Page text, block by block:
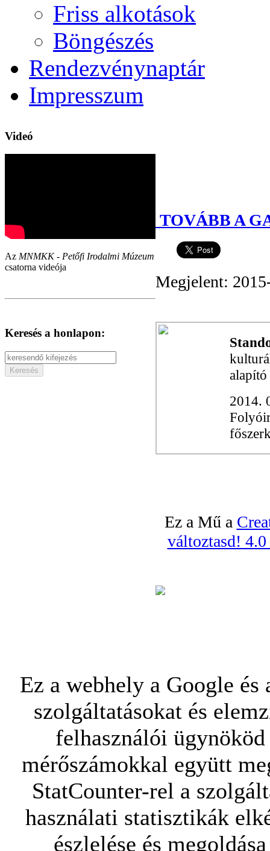
Friss alkotások
Böngészés
Rendezvénynaptár
Impresszum
Videó
Az MNMKK - Petőfi Irodalmi Múzeum
csatorna videója
Keresés a honlapon:
TOVÁBB A
Megjelent:
alapító
2014.
Ez a Mű a
változtasd!
Ez a webhely a Google
szolgáltatásokat és
felhasználói
mérőszámokkal együtt
StatCounter-rel a
használati statisztikák
észlelése és